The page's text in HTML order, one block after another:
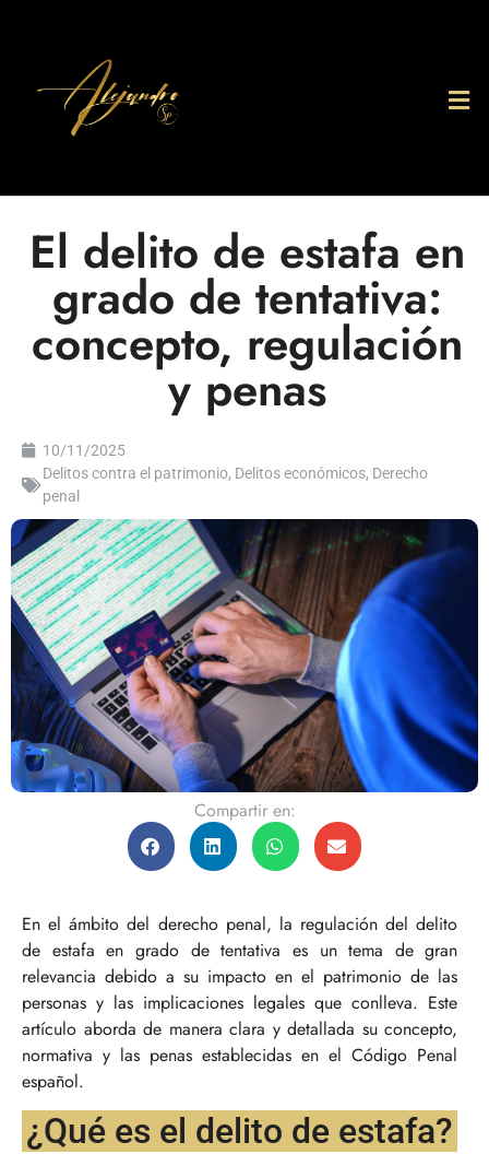
El delito de estafa en
grado de tentativa:
concepto, regulación
y penas
10/11/2025
Delitos contra el patrimonio, Delitos económicos, Derecho
penal
Compartir en:
En el ámbito del derecho penal, la regulación del delito
de estafa en grado de tentativa es un tema de gran
relevancia debido a su impacto en el patrimonio de las
personas y las implicaciones legales que conlleva. Este
artículo aborda de manera clara y detallada su concepto,
normativa y las penas establecidas en el Código Penal
español.
¿Qué es el delito de estafa?